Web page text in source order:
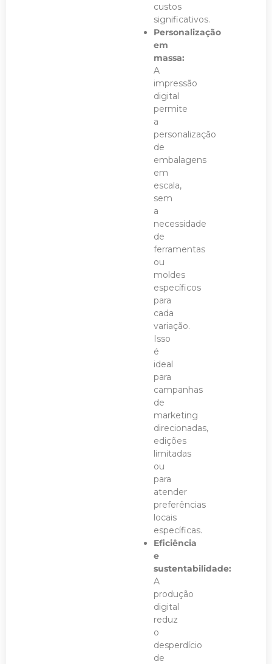
custos
significativos.
Personalização
em
massa:
A
impressão
digital
permite
a
personalização
de
embalagens
em
escala,
sem
a
necessidade
de
ferramentas
ou
moldes
específicos
para
cada
variação.
Isso
é
ideal
para
campanhas
de
marketing
direcionadas,
edições
limitadas
ou
para
atender
preferências
locais
específicas.
Eficiência
e
sustentabilidade:
A
produção
digital
reduz
o
desperdício
de